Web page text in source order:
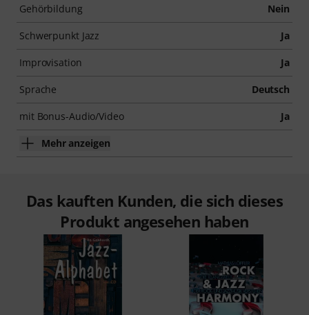
Gehörbildung Nein
Schwerpunkt Jazz Ja
Improvisation Ja
Sprache Deutsch
mit Bonus-Audio/Video Ja
Mehr anzeigen
Das kauften Kunden, die sich dieses
Produkt angesehen haben